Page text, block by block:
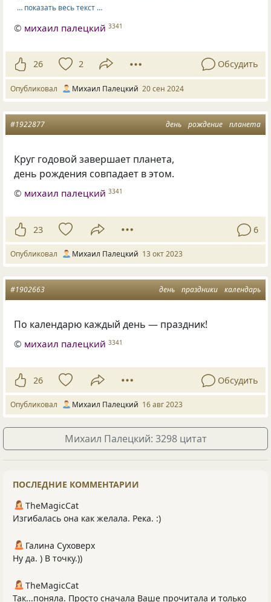
… показать весь текст …
© михаил палецкий 3341
26 2 Обсудить
Опубликовал Михаил Палецкий 20 сен 2024
день рождение планета
#1922877
Круг годовой завершает планета,
день рождения совпадает в этом.
© михаил палецкий 3341
23 6
Опубликовал Михаил Палецкий 13 окт 2023
день праздники календарь
#1902663
По календарю каждый день — праздник!
© михаил палецкий 3341
26 Обсудить
Опубликовал Михаил Палецкий 16 авг 2023
Михаил Палецкий: 3298 цитат
ПОСЛЕДНИЕ КОММЕНТАРИИ
TheMagicCat
Изгибалась она как желала. Река. :)
Галина Суховерх
Ну да. ) В точку.))
TheMagicCat
Так...поняла. Просто сначала Ваше прочитала и только